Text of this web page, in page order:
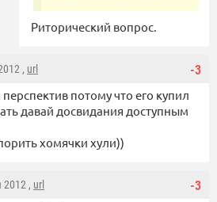
Риторический вопрос.
-3
, url
перспектив потому что его купил
давай досвидания доступным
хомячки хули))
-3
2012 , url